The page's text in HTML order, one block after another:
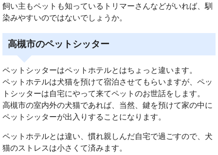
飼い主もペットも知っているトリマーさんなどがいれば、馴
染みやすいのではないでしょうか。
高槻市のペットシッター
ペットシッターはペットホテルとはちょっと違います。
ペットホテルは犬猫を預けて宿泊させてもらいますが、ペッ
トシッターは自宅にやって来てペットのお世話をします。
高槻市の室内外の犬猫であれば、当然、鍵を預けて家の中に
ペットシッターが出入りすることになります。
ペットホテルとは違い、慣れ親しんだ自宅で過ごすので、犬
猫のストレスは小さくて済みます。